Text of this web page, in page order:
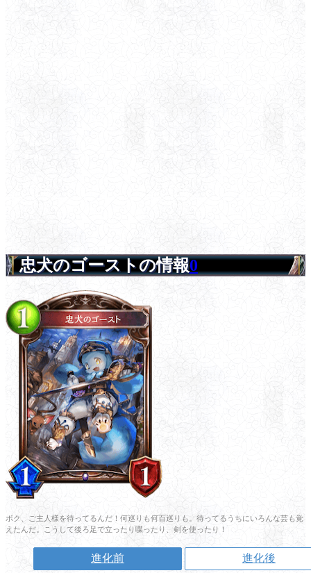
忠犬のゴーストの情報0
ボク、ご主人様を待ってるんだ！何巡りも何百巡りも。待ってるうちにいろんな芸も覚
えたんだ。こうして後ろ足で立ったり喋ったり、剣を使ったり！
進化前 進化後